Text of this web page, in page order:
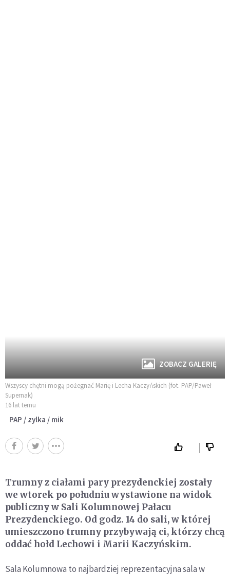
ZOBACZ GALERIĘ
Wszyscy chętni mogą pożegnać Marię i Lecha Kaczyńskich (fot. PAP/Paweł
Supernak)
16 lat temu
PAP / zylka / mik
Trumny z ciałami pary prezydenckiej zostały
we wtorek po południu wystawione na widok
publiczny w Sali Kolumnowej Pałacu
Prezydenckiego. Od godz. 14 do sali, w której
umieszczono trumny przybywają ci, którzy chcą
oddać hołd Lechowi i Marii Kaczyńskim.
Sala Kolumnowa to najbardziej reprezentacyjna sala w